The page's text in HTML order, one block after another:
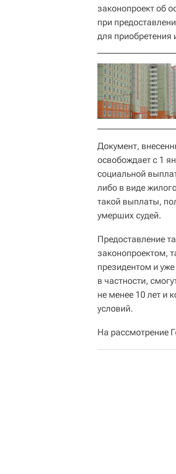
законопроект об
при
для приобретения
Документ,
освобождает с 1
социальной
либо в виде
такой выплаты,
умерших судей.
Предоставление
законопроектом,
президентом и
в частности,
не менее 10 лет
условий.
На рассмотрение